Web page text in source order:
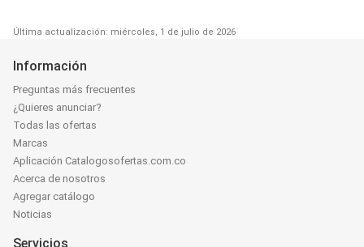
Última actualización: miércoles, 1 de julio de 2026
Información
Preguntas más frecuentes
¿Quieres anunciar?
Todas las ofertas
Marcas
Aplicación Catalogosofertas.com.co
Acerca de nosotros
Agregar catálogo
Noticias
Servicios